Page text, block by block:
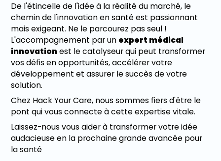
De l'étincelle de l'idée à la réalité du marché, le
chemin de l'innovation en santé est passionnant
mais exigeant. Ne le parcourez pas seul !
L'accompagnement par un expert médical
innovationest le catalyseur qui peut transformer
vos défis en opportunités, accélérer votre
développement et assurer le succès de votre
solution.
Chez Hack Your Care, nous sommes fiers d'être le
pont qui vous connecte à cette expertise vitale.
Laissez-nous vous aider à transformer votre idée
audacieuse en la prochaine grande avancée pour
la santé